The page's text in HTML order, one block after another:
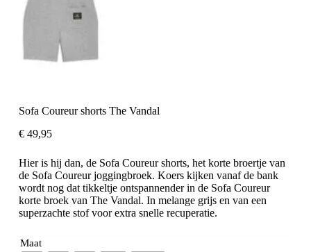
Sofa Coureur shorts The Vandal
€49,95
Hier is hij dan, de Sofa Coureur shorts, het korte broertje van
de Sofa Coureur joggingbroek. Koers kijken vanaf de bank
wordt nog dat tikkeltje ontspannender in de Sofa Coureur
korte broek van The Vandal. In melange grijs en van een
superzachte stof voor extra snelle recuperatie.
Maat